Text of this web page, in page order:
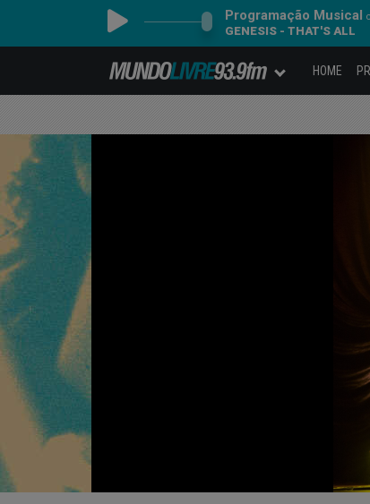
Programação Musical
GENESIS - THAT'S ALL
HOME